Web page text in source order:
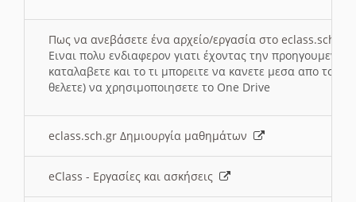
Πως να ανεβάσετε ένα αρχείο/εργασία στο eclass.sch.gr
Ειναι πολυ ενδιαφερον γιατι έχοντας την
καταλαβετε και το τι μπορειτε να κανετε μεσα απο το
θελετε) να χρησιμοποιησετε το One Drive
eclass.sch.gr Δημιουργία μαθημάτων
eClass - Εργασίες και ασκήσεις